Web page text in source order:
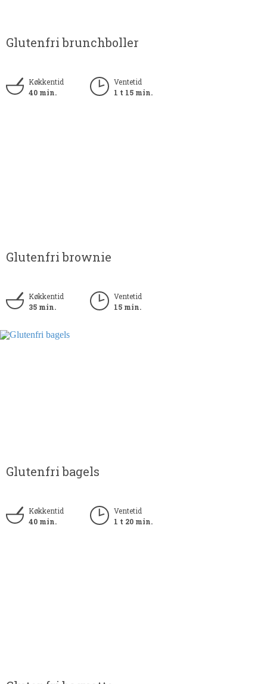
Glutenfri brunchboller
Køkkentid
40 min.
Ventetid
1 t 15 min.
Glutenfri brownie
Køkkentid
35 min.
Ventetid
15 min.
Glutenfri bagels
Køkkentid
40 min.
Ventetid
1 t 20 min.